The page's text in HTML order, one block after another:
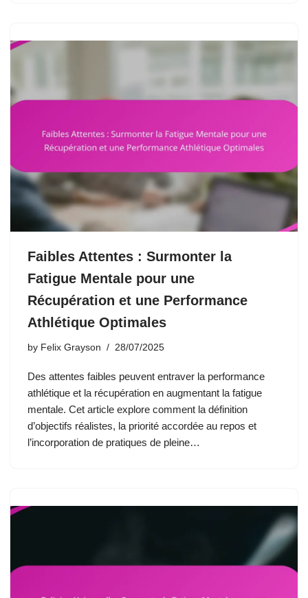
Faibles Attentes : Surmonter la
Fatigue Mentale pour une
Récupération et une Performance
Athlétique Optimales
by Felix Grayson 28/07/2025
Des attentes faibles peuvent entraver la performance
athlétique et la récupération en augmentant la fatigue
mentale. Cet article explore comment la définition
d’objectifs réalistes, la priorité accordée au repos et
l’incorporation de pratiques de pleine…